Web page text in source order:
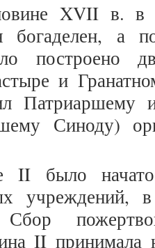
XVII в. в
богаделен, а
построено
и
Патриаршему
Синоду)
II было начато
Сбор
II принимала